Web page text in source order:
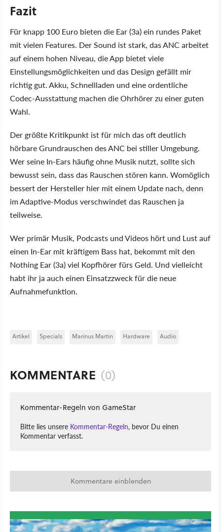
Fazit
Für knapp 100 Euro bieten die Ear (3a) ein rundes Paket
mit vielen Features. Der Sound ist stark, das ANC arbeitet
auf einem hohen Niveau, die App bietet viele
Einstellungsmöglichkeiten und das Design gefällt mir
richtig gut. Akku, Schnellladen und eine ordentliche
Codec-Ausstattung machen die Ohrhörer zu einer guten
Wahl.
Der größte Kritikpunkt ist für mich das oft deutlich
hörbare Grundrauschen des ANC bei stiller Umgebung.
Wer seine In-Ears häufig ohne Musik nutzt, sollte sich
bewusst sein, dass das Rauschen stören kann. Womöglich
bessert der Hersteller hier mit einem Update nach, denn
im Adaptive-Modus verschwindet das Rauschen ja
teilweise.
Wer primär Musik, Podcasts und Videos hört und Lust auf
einen In-Ear mit kräftigem Bass hat, bekommt mit den
Nothing Ear (3a) viel Kopfhörer fürs Geld. Und vielleicht
habt ihr ja auch einen Einsatzzweck für die neue
Aufnahmefunktion.
Artikel Specials Marinus Martin Hardware Audio
KOMMENTARE (0)
Kommentar-Regeln von GameStar
Bitte lies unsere Kommentar-Regeln, bevor Du einen
Kommentar verfasst.
Kommentare einblenden